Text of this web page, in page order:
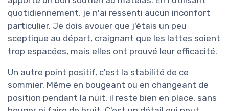
quotidiennement, je n'ai ressenti aucun inconfort
particulier. Je dois avouer que j'étais un peu
sceptique au départ, craignant que les lattes soient
trop espacées, mais elles ont prouvé leur efficacité.
Un autre point positif, c'est la stabilité de ce
sommier. Même en bougeant ou en changeant de
position pendant la nuit, il reste bien en place, sans